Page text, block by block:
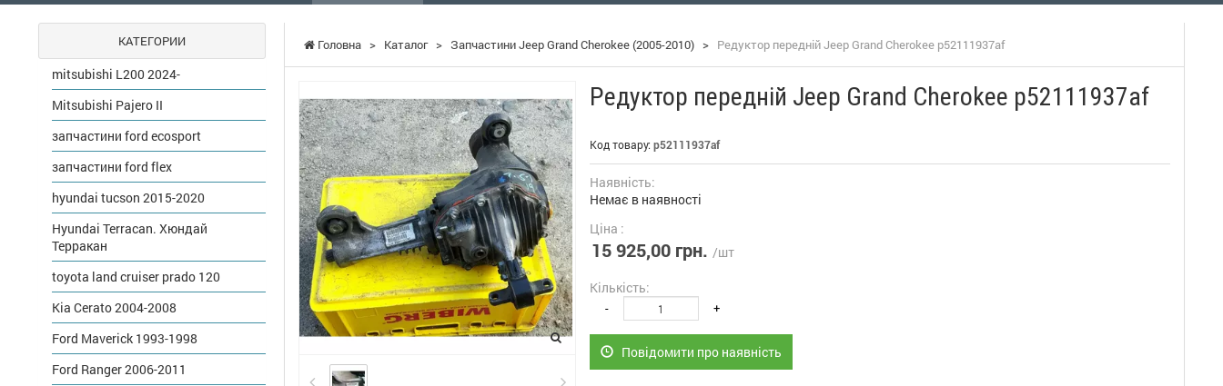
Головна > Каталог > Запчастини Jeep Grand Cherokee (2005-2010) > Редуктор передній Jeep Grand Cherokee p52111937af
Редуктор передній Jeep Grand Cherokee p52111937af
Код товару: p52111937af
Наявність:
Немає в наявності
Ціна :
15 925,00 грн. /шт
Кількість:
- +
Повідомити про наявність
КАТЕГОРИИ
mitsubishi L200 2024-
Mitsubishi Pajero II
запчастини ford ecosport
запчастини ford flex
hyundai tucson 2015-2020
Hyundai Terracan. Хюндай
Терракан
toyota land cruiser prado 120
Kia Cerato 2004-2008
Ford Maverick 1993-1998
Ford Ranger 2006-2011